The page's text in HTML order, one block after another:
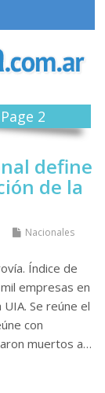
2
define
de la
Nacionales
Índice de
empresas en
Se reúne el
con
muertos a…